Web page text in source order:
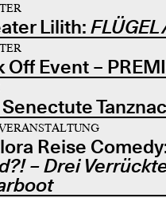
Lilith: FLÜGEL
Off Event –
Reise
– Drei